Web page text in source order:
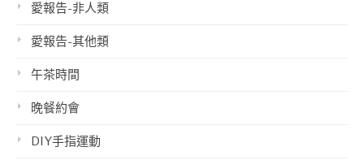
愛報告-非人類
愛報告-其他類
午茶時間
晚餐約會
DIY手指運動